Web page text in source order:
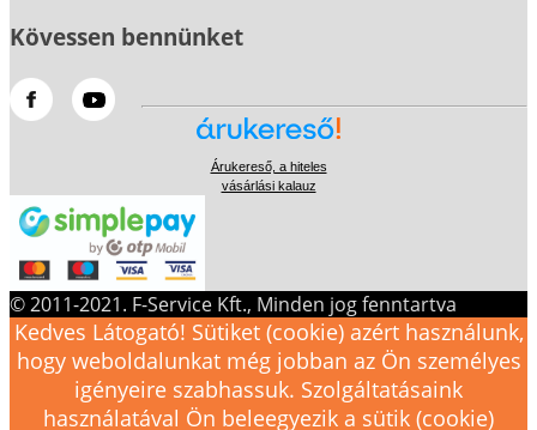
Kövessen bennünket
Árukereső, a hiteles
vásárlási kalauz
© 2011-2021. F-Service Kft., Minden jog fenntartva
Kedves Látogató! Sütiket (cookie) azért használunk,
hogy weboldalunkat még jobban az Ön személyes
igényeire szabhassuk. Szolgáltatásaink
használatával Ön beleegyezik a sütik (cookie)